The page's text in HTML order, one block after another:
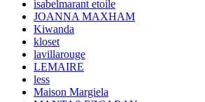
isabelmarant etoile
JOANNA MAXHAM
Kiwanda
kloset
lavillarouge
LEMAIRE
less
Maison Margiela